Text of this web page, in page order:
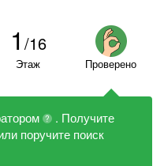
1 /16
Этаж Проверено
?
. Получите
поручите поиск